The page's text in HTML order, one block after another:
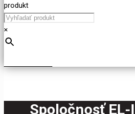
produkt
×
Spoločnosť EL-